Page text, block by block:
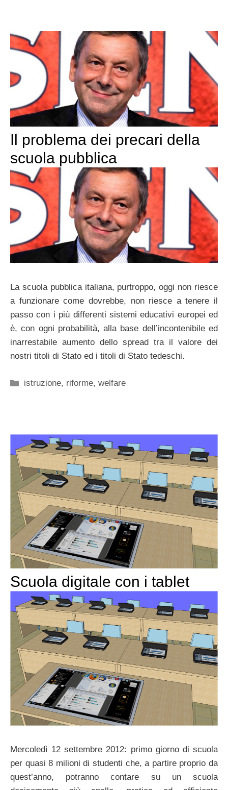
Il problema dei precari della
scuola pubblica
La scuola pubblica italiana, purtroppo, oggi non riesce
a funzionare come dovrebbe, non riesce a tenere il
passo con i più differenti sistemi educativi europei ed
è, con ogni probabilità, alla base dell’incontenibile ed
inarrestabile aumento dello spread tra il valore dei
nostri titoli di Stato ed i titoli di Stato tedeschi.
Categorie
istruzione, riforme,welfare
Scuola digitale con i tablet
Mercoledì 12 settembre 2012: primo giorno di scuola
per quasi 8 milioni di studenti che, a partire proprio da
quest’anno, potranno contare su un scuola